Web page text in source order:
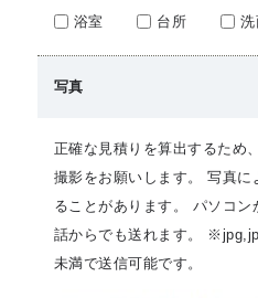
浴室 台所 洗
写真
正確な見積りを算出するため
撮影をお願いします。 写真に
ることがあります。 パソコ
話からでも送れます。
未満で送信可能です。